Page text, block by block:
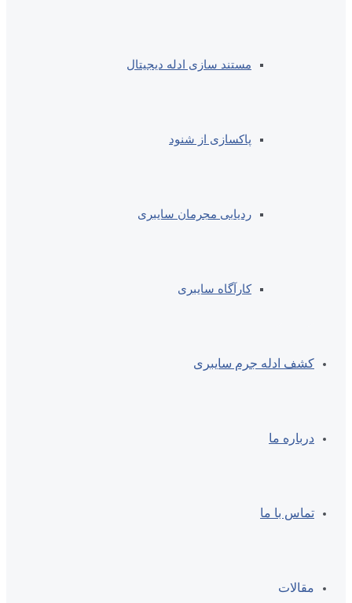
مستند سازی ادله دیجیتال
پاکسازی از شنود
ردیابی مجرمان سایبری
کارآگاه سایبری
کشف ادله جرم سایبری
درباره ما
تماس با ما
مقالات